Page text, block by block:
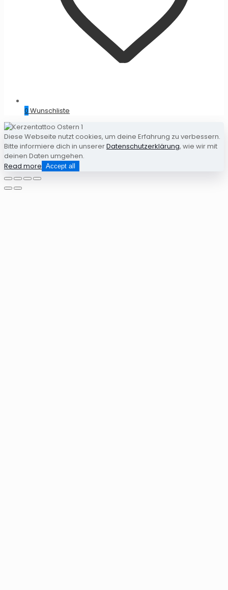
0 Wunschliste
Diese Webseite nutzt cookies, um deine Erfahrung zu verbessern.
Bitte informiere dich in unsererDatenschutzerklärung, wie wir mit
deinen Daten umgehen.
Read more Accept all